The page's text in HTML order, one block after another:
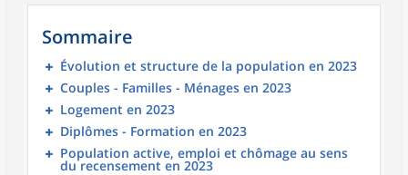
Sommaire
Évolution et structure de la population en 2023
Couples - Familles - Ménages en 2023
Logement en 2023
Diplômes - Formation en 2023
Population active, emploi et chômage au sens
du recensement en 2023